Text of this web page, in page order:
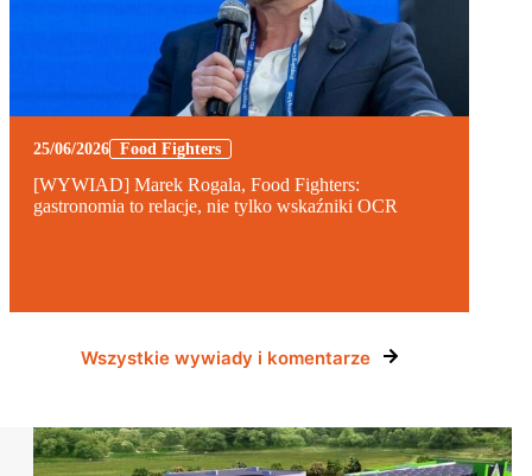
25/06/2026 Food Fighters
[WYWIAD] Marek Rogala, Food Fighters:
gastronomia to relacje, nie tylko wskaźniki OCR
Wszystkie wywiady i komentarze